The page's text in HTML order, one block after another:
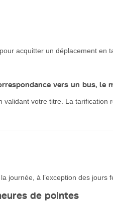
acquitter un déplacement en
vers un bus, le
votre titre. La tarification
journée, à l’exception des jours
de pointes